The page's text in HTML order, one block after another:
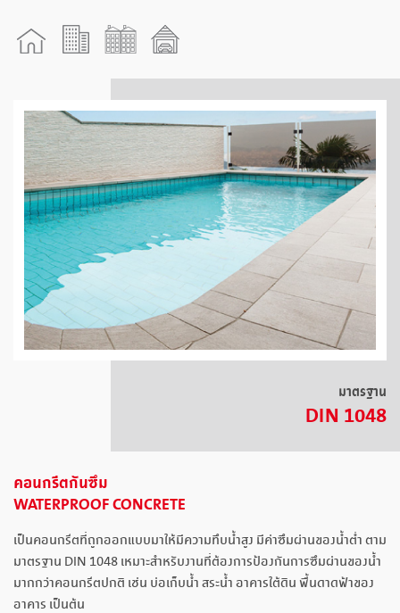
มาตรฐาน
DIN 1048
คอนกรีตกันซึม
WATERPROOF CONCRETE
เป็นคอนกรีตที่ถูกออกแบบมาให้มีความทึบน้ำสูง มีค่าซึมผ่านของน้ำต่ำ ตาม
มาตรฐาน DIN 1048 เหมาะสำหรับงานที่ต้องการป้องกันการซึมผ่านของน้ำ
มากกว่าคอนกรีตปกติ เช่น บ่อเก็บน้ำ สระน้ำ อาคารใต้ดิน พื้นดาดฟ้าของ
อาคาร เป็นต้น